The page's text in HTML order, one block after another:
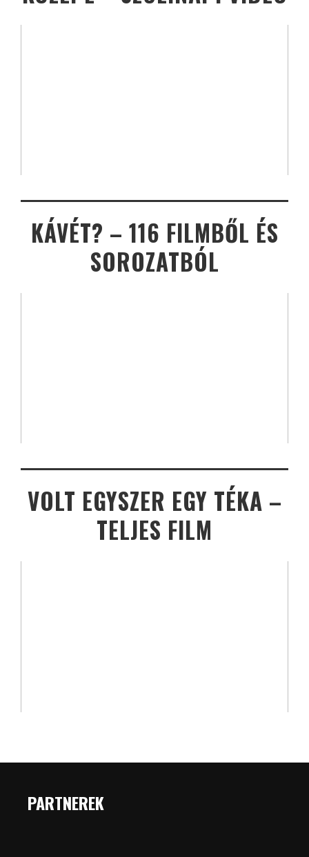
KÁVÉT? – 116 FILMBŐL ÉS
SOROZATBÓL
VOLT EGYSZER EGY TÉKA –
TELJES FILM
PARTNEREK